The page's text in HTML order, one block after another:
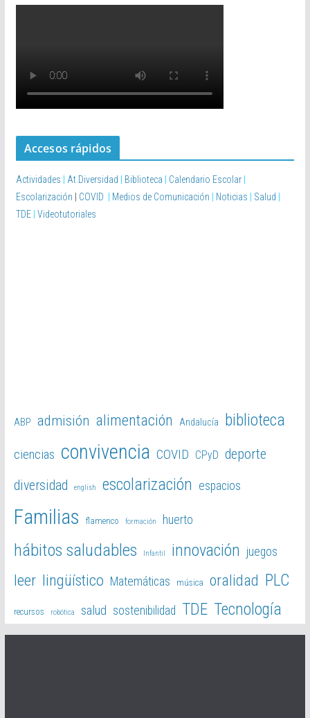
Accesos rápidos
Actividades At.Diversidad Biblioteca Calendario Escolar
Escolarización
COVID Medios de Comunicación Noticias Salud
TDE Videotutoriales
ABP admisión alimentación Andalucía biblioteca
ciencias convivencia COVID CPyD deporte
diversidad english escolarización espacios
Familias flamenco formación huerto
hábitos saludables Infantil innovación juegos
leer lingüístico Matemáticas música oralidad PLC
recursos robótica salud sostenibilidad TDE Tecnología